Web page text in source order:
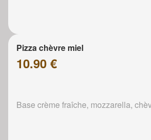
Pizza chèvre miel
10.90 €
Base crème fraîche, mozzarella,